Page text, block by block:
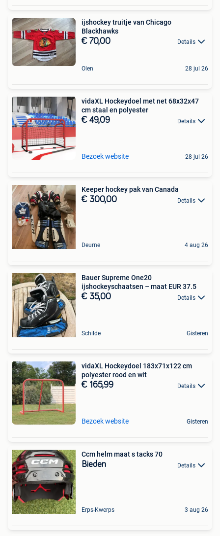
ijshockey truitje van Chicago
Blackhawks
€ 70,00 Details
Olen 28 jul 26
vidaXL Hockeydoel met net 68x32x47
cm staal en polyester
€ 49,09 Details
Bezoek website 28 jul 26
Keeper hockey pak van Canada
€ 300,00 Details
Deurne 4 aug 26
Bauer Supreme One20
ijshockeyschaatsen – maat EUR 37.5
€ 35,00 Details
Schilde Gisteren
vidaXL Hockeydoel 183x71x122 cm
polyester rood en wit
€ 165,99 Details
Bezoek website Gisteren
Ccm helm maat s tacks 70
Bieden Details
Erps-Kwerps 3 aug 26